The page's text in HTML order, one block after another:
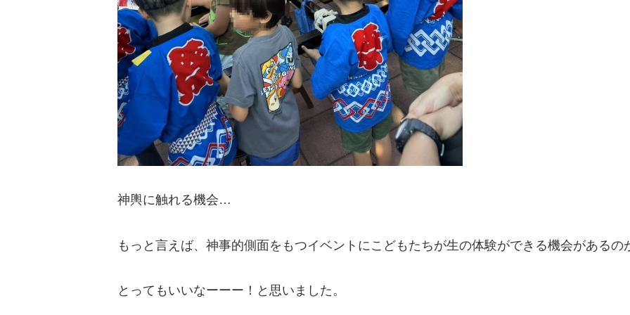
神輿に触れる機会…
もっと言えば、神事的側面をもつイベントにこどもたちが生の体験ができる機会があるの
とってもいいなーーー！と思いました。